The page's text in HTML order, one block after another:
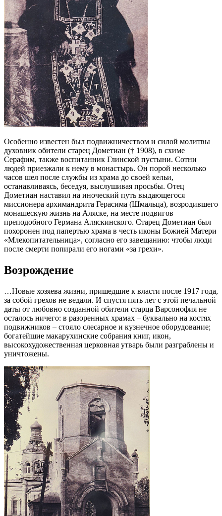
Особенно известен был подвижничеством и силой молитвы
духовник обители старец Дометиан († 1908), в схиме
Серафим, также воспитанник Глинской пустыни. Сотни
людей приезжали к нему в монастырь. Он порой несколько
часов шел после службы из храма до своей кельи,
останавливаясь, беседуя, выслушивая просьбы. Отец
Дометиан наставил на иноческий путь выдающегося
миссионера архимандрита Герасима (Шмальца), возродившего
монашескую жизнь на Аляске, на месте подвигов
преподобного Германа Аляскинского. Старец Дометиан был
похоронен под папертью храма в честь иконы Божией Матери
«Млекопитательница», согласно его завещанию: чтобы люди
после смерти попирали его ногами «за грехи».
Возрождение
…Новые хозяева жизни, пришедшие к власти после 1917 года,
за собой грехов не ведали. И спустя пять лет с этой печальной
даты от любовно созданной обители старца Варсонофия не
осталось ничего: в разоренных храмах – буквально на костях
подвижников – стояло слесарное и кузнечное оборудование;
богатейшие макарухинские собрания книг, икон,
высокохудожественная церковная утварь были разграблены и
уничтожены.